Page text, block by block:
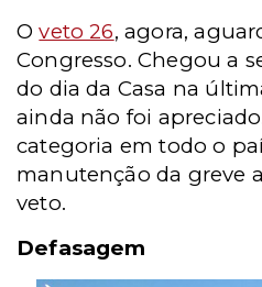
Oveto 26, agora,
Congresso. Chegou a
do dia da Casa na
ainda não foi
categoria em todo o
manutenção da greve
veto.
Defasagem